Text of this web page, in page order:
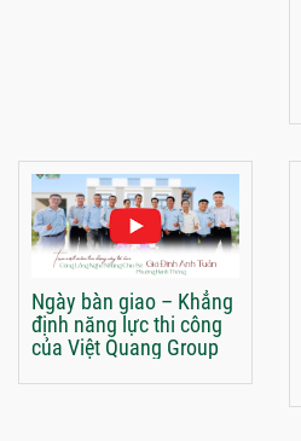
Ngày bàn giao – Khẳng
định năng lực thi công
của Việt Quang Group